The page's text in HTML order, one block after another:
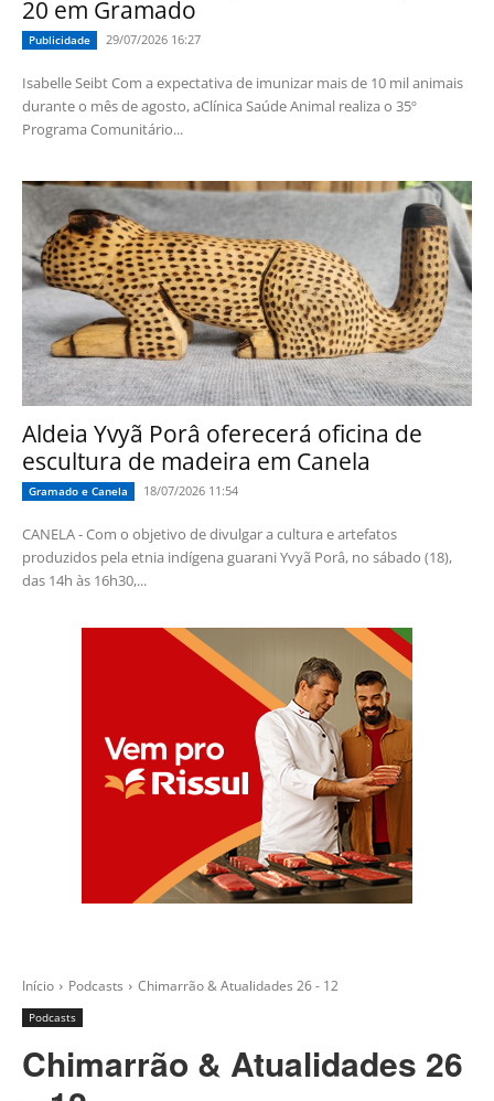
20 em Gramado
Publicidade 29/07/2026 16:27
Isabelle Seibt Com a expectativa de imunizar mais de 10 mil animais
durante o mês de agosto, aClínica Saúde Animal realiza o 35º
Programa Comunitário...
Aldeia Yvyã Porâ oferecerá oficina de
escultura de madeira em Canela
Gramado e Canela 18/07/2026 11:54
CANELA - Com o objetivo de divulgar a cultura e artefatos
produzidos pela etnia indígena guarani Yvyã Porâ, no sábado (18),
das 14h às 16h30,...